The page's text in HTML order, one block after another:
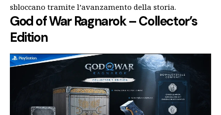
sbloccano tramite l’avanzamento della storia.
God of War Ragnarok – Collector’s
Edition